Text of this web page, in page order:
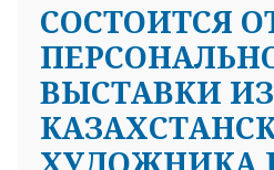
СОСТОИТСЯ
ВЫСТАВКИ